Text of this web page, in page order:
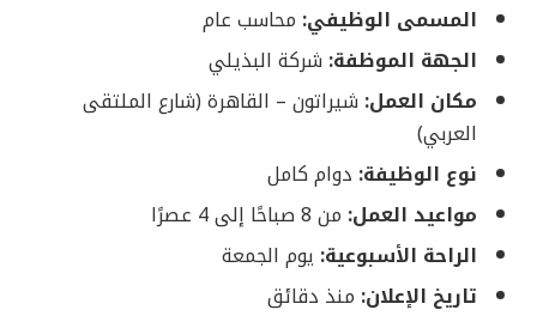
المسمى الوظيفي: محاسب عام
الجهة الموظفة: شركة البذيلي
مكان العمل: شيراتون – القاهرة (شارع الملتقى
العربي)
نوع الوظيفة: دوام كامل
مواعيد العمل: من 8 صباحًا إلى 4 عصرًا
الراحة الأسبوعية: يوم الجمعة
تاريخ الإعلان: منذ دقائق